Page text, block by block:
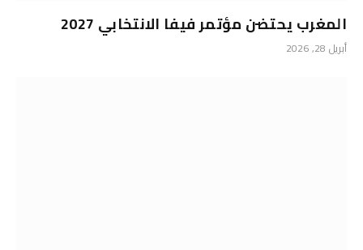
المغرب يحتضن مؤتمر فيفا الانتخابي 2027
أبريل 28, 2026